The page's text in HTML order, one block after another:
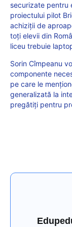
securizate pentru
proiectului pilot
achiziții de
toți elevii din
liceu trebuie
Sorin Cîmpeanu
componente
pe care le
generalizată la
pregătiţi pentru